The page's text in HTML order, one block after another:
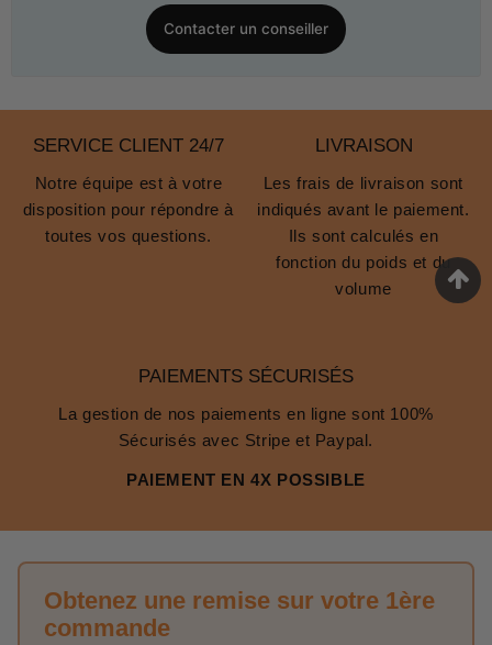
Contacter un conseiller
SERVICE CLIENT 24/7
Notre équipe est à votre
disposition pour répondre à
toutes vos questions.
LIVRAISON
Les frais de livraison sont
indiqués avant le paiement.
Ils sont calculés en
fonction du poids et du
volume
PAIEMENTS SÉCURISÉS
La gestion de nos paiements en ligne sont 100%
Sécurisés avec Stripe et Paypal.
PAIEMENT EN 4X POSSIBLE
Obtenez une remise sur votre 1ère
commande